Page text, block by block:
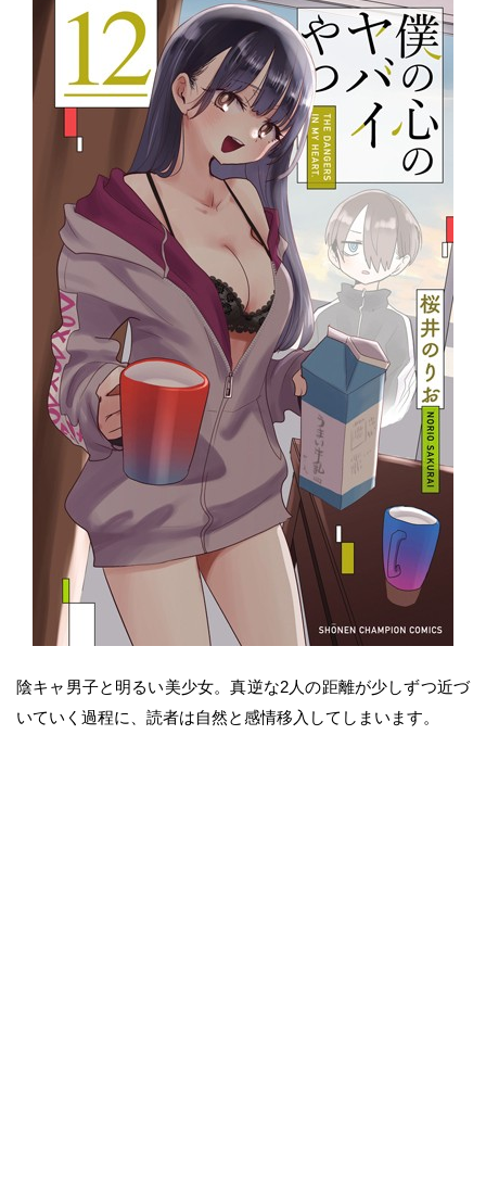
陰キャ男子と明るい美少女。真逆な2人の距離が少しずつ近づ
いていく過程に、読者は自然と感情移入してしまいます。